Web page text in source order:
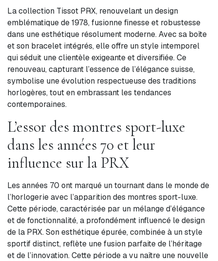
La collection Tissot PRX, renouvelant un design
emblématique de 1978, fusionne finesse et robustesse
dans une esthétique résolument moderne. Avec sa boîte
et son bracelet intégrés, elle offre un style intemporel
qui séduit une clientèle exigeante et diversifiée. Ce
renouveau, capturant l’essence de l’élégance suisse,
symbolise une évolution respectueuse des traditions
horlogères, tout en embrassant les tendances
contemporaines.
L’essor des montres sport-luxe
dans les années 70 et leur
influence sur la PRX
Les années 70 ont marqué un tournant dans le monde de
l’horlogerie avec l’apparition des montres sport-luxe.
Cette période, caractérisée par un mélange d’élégance
et de fonctionnalité, a profondément influencé le design
de la PRX. Son esthétique épurée, combinée à un style
sportif distinct, reflète une fusion parfaite de l’héritage
et de l’innovation. Cette période a vu naître une nouvelle